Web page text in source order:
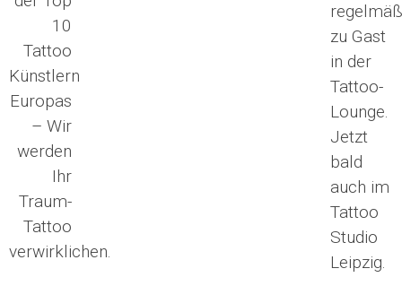
10
Tattoo
Künstlern
Europas
– Wir
werden
Ihr
Traum-
Tattoo
verwirklichen.
zu Gast
in der
Tattoo-
Lounge.
Jetzt
bald
auch im
Tattoo
Studio
Leipzig.